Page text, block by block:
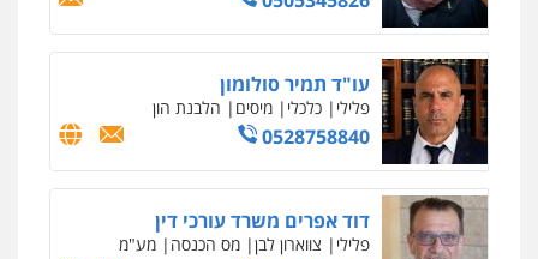
עו"ד יוסי חמצני
כלכלי צווארון לבן פשיעה כלכלית
מס הלבנת הון
0505471497
גיל דביר – משרד עורכי דין
פלילי פשיעה כלכלית צווארון לבן